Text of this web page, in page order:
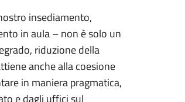
insediamento,
in aula – non è solo un
riduzione della
anche alla coesione
in maniera pragmatica,
e dagli uffici sul